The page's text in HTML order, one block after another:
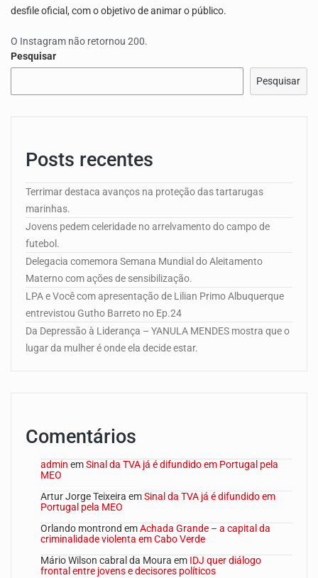
desfile oficial, com o objetivo de animar o público.
O Instagram não retornou 200.
Pesquisar
Pesquisar
Posts recentes
Terrimar destaca avanços na proteção das tartarugas
marinhas.
Jovens pedem celeridade no arrelvamento do campo de
futebol.
Delegacia comemora Semana Mundial do Aleitamento
Materno com ações de sensibilização.
LPA e Você com apresentação de Lilian Primo Albuquerque
entrevistou Gutho Barreto no Ep.24
Da Depressão à Liderança – YANULA MENDES mostra que o
lugar da mulher é onde ela decide estar.
Comentários
admin emSinal da TVA já é difundido em Portugal pela
MEO
Artur Jorge Teixeira emSinal da TVA já é difundido em
Portugal pela MEO
Orlando montrond emAchada Grande – a capital da
criminalidade violenta em Cabo Verde
Mário Wilson cabral da Moura em IDJ quer diálogo
frontal entre jovens e decisores políticos